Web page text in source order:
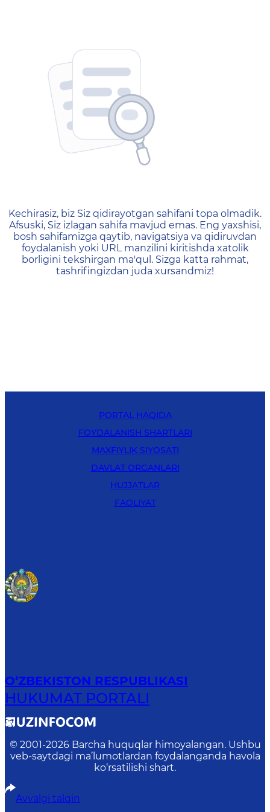
404 — Страница не
Kechirasiz, biz Siz qidirayotgan sahifani topa olmadik.
Afsuski, Siz izlagan sahifa mavjud emas. Eng yaxshisi,
bosh sahifamizga qaytib, navigatsiya va qidiruvdan
foydalanish yoki URL manzilini kiritishda xatolik
borligini tekshirgan ma'qul. Sizga katta rahmat,
tashrifingizdan juda xursandmiz!
PORTAL HAQIDA
FOYDALANISH SHARTLARI
MAXFIYLIK SIYOSATI
DAVLAT ORGANLARI
HUJJATLAR
FAOLIYAT
O‘ZBEKISTON RESPUBLIKASI
HUKUMAT PORTALI
© 2001-2026 Barcha huquqlar himoyalangan. Ushbu
veb-saytdagi ma’lumotlardan foydalanganda havola
ko‘rsatilishi shart.
Avvalgi talqin